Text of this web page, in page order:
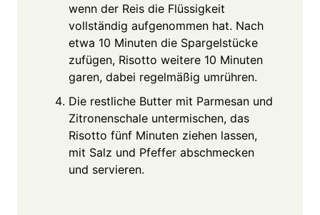
wenn der Reis die Flüssigkeit
vollständig aufgenommen hat. Nach
etwa 10 Minuten die Spargelstücke
zufügen, Risotto weitere 10 Minuten
garen, dabei regelmäßig umrühren.
Die restliche Butter mit Parmesan und
Zitronenschale untermischen, das
Risotto fünf Minuten ziehen lassen,
mit Salz und Pfeffer abschmecken
und servieren.